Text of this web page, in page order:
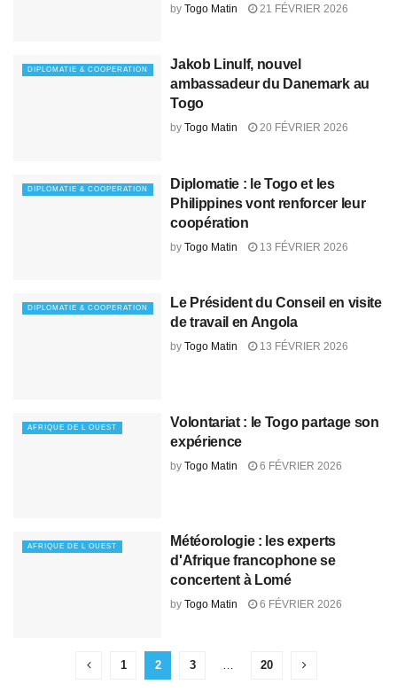
by Togo Matin 21 FÉVRIER 2026
DIPLOMATIE & COOPERATION
Jakob Linulf, nouvel
ambassadeur du Danemark au
Togo
by Togo Matin 20 FÉVRIER 2026
DIPLOMATIE & COOPERATION
Diplomatie : le Togo et les
Philippines vont renforcer leur
coopération
by Togo Matin 13 FÉVRIER 2026
DIPLOMATIE & COOPERATION
Le Président du Conseil en visite
de travail en Angola
by Togo Matin 13 FÉVRIER 2026
AFRIQUE DE L OUEST
Volontariat : le Togo partage son
expérience
by Togo Matin 6 FÉVRIER 2026
AFRIQUE DE L OUEST
Météorologie : les experts
d'Afrique francophone se
concertent à Lomé
by Togo Matin 6 FÉVRIER 2026
1 2 3 20